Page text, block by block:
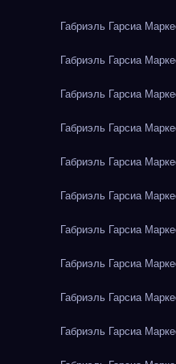
Габриэль Гарсиа
Габриэль Гарсиа
Габриэль Гарсиа
Габриэль Гарсиа
Габриэль Гарсиа
Габриэль Гарсиа
Габриэль Гарсиа
Габриэль Гарсиа
Габриэль Гарсиа
Габриэль Гарсиа